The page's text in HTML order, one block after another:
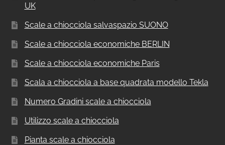
UK
Scale a chiocciola salvaspazio SUONO
Scale a chiocciola economiche BERLIN
Scale a chiocciola economiche Paris
Scala a chiocciola a base quadrata modello Tekla
Numero Gradini scale a chiocciola
Utilizzo scale a chiocciola
Pianta scale a chiocciola